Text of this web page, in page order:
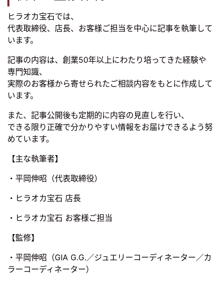
ヒラオカ宝石では、
代表取締役、店長、お客様ご担当を中心に記事を執筆して
います。
記事の内容は、創業50年以上にわたり培ってきた経験や
専門知識、
実際のお客様から寄せられたご相談内容をもとに作成して
います。
また、記事公開後も定期的に内容の見直しを行い、
できる限り正確で分かりやすい情報をお届けできるよう努
めています。
【主な執筆者】
・平岡伸昭（代表取締役）
・ヒラオカ宝石 店長
・ヒラオカ宝石 お客様ご担当
【監修】
・平岡伸昭（GIA G.G.／ジュエリーコーディネーター／カ
ラーコーディネーター）